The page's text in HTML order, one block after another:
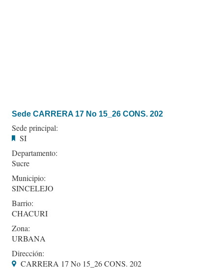
Sede CARRERA 17 No 15_26 CONS. 202
Sede principal:
SI
Departamento:
Sucre
Municipio:
SINCELEJO
Barrio:
CHACURI
Zona:
URBANA
Dirección:
CARRERA 17 No 15_26 CONS. 202